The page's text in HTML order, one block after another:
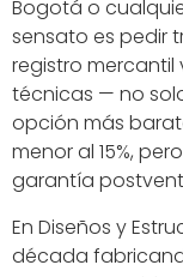
Bogotá o
sensato es pedir
registro
técnicas — no
opción más
menor al 15%,
garantía
En Diseños y
década